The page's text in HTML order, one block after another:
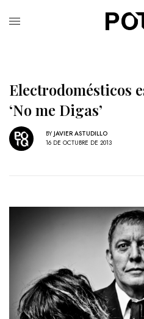
Electrodomésticos
‘No me Digas’
BY JAVIER ASTUDILLO
16 DE OCTUBRE DE 2013